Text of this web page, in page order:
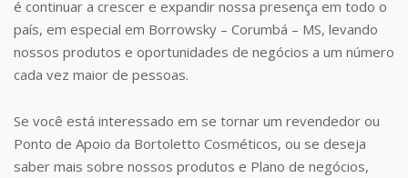
é continuar a crescer e expandir nossa presença em todo o
país, em especial em Borrowsky – Corumbá – MS, levando
nossos produtos e oportunidades de negócios a um número
cada vez maior de pessoas.
Se você está interessado em se tornar um revendedor ou
Ponto de Apoio da Bortoletto Cosméticos, ou se deseja
saber mais sobre nossos produtos e Plano de negócios,